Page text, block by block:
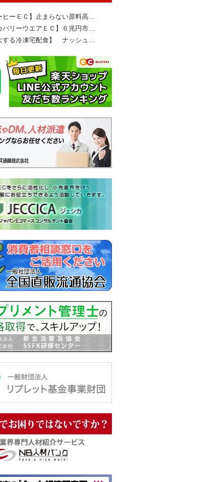
ヒーＥＣ】止まらない原料高…
バリーウエアＥＣ】６兆円市…
する冷凍宅配食】 ナッシュ…